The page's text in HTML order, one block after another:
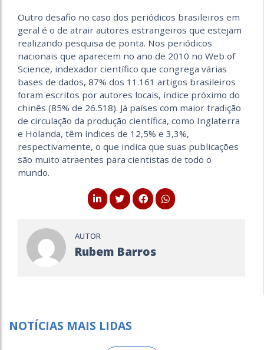
Outro desafio no caso dos periódicos brasileiros em
geral é o de atrair autores estrangeiros que estejam
realizando pesquisa de ponta. Nos periódicos
nacionais que aparecem no ano de 2010 no Web of
Science, indexador científico que congrega várias
bases de dados, 87% dos 11.161 artigos brasileiros
foram escritos por autores locais, índice próximo do
chinês (85% de 26.518). Já países com maior tradição
de circulação da produção científica, como Inglaterra
e Holanda, têm índices de 12,5% e 3,3%,
respectivamente, o que indica que suas publicações
são muito atraentes para cientistas de todo o
mundo.
AUTOR
Rubem Barros
NOTÍCIAS MAIS LIDAS